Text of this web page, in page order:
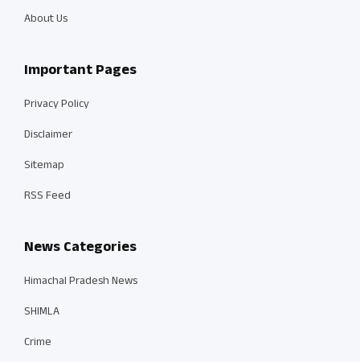
About Us
Important Pages
Privacy Policy
Disclaimer
Sitemap
RSS Feed
News Categories
Himachal Pradesh News
SHIMLA
Crime